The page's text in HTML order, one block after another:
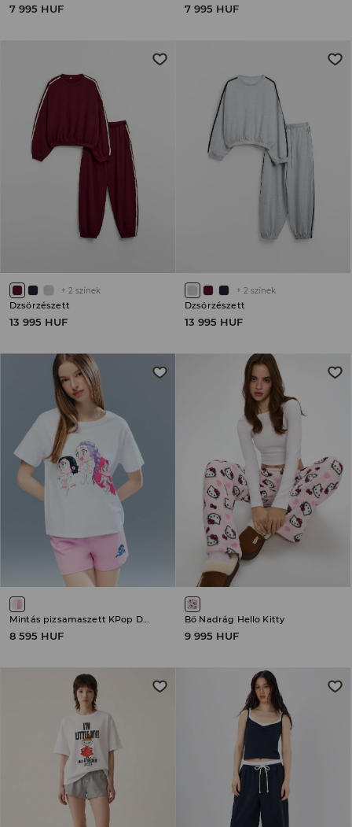
7 995 HUF 7 995 HUF
+ 2 színek
Dzsörzészett
13 995 HUF
+ 2 színek
Dzsörzészett
13 995 HUF
Mintás pizsamaszett KPop Demon Hunters
8 595 HUF
Bő Nadrág Hello Kitty
9 995 HUF